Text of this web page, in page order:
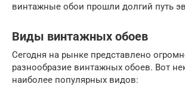
винтажные обои прошли долгий путь
Виды винтажных обоев
Сегодня на рынке представлено
разнообразие винтажных обоев. Вот
наиболее популярных видов: